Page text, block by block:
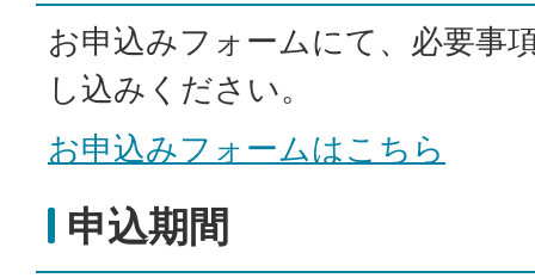
お申込みフォームにて、必要事
し込みください。
お申込みフォームはこちら
申込期間